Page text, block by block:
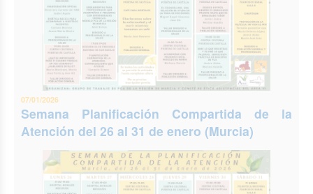
07/01/2026
Semana Planificación Compartida de la
Atención del 26 al 31 de enero (Murcia)